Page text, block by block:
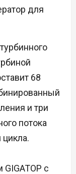
для
68
и три
потока
с